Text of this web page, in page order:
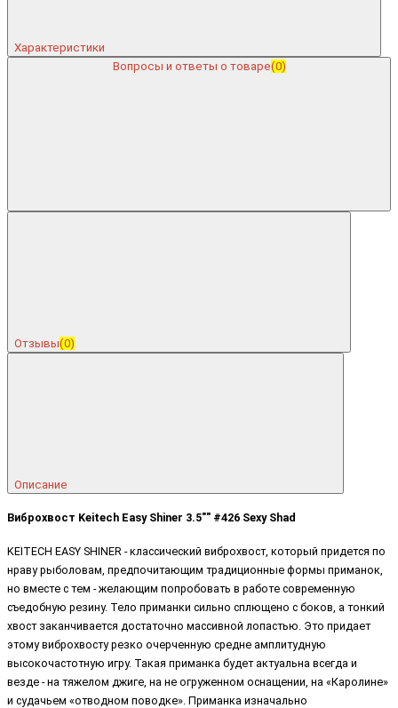
Характеристики
Вопросы и ответы о товаре(0)
Отзывы(0)
Описание
Виброхвост Keitech Easy Shiner 3.5"" #426 Sexy Shad
KEITECH EASY SHINER - классический виброхвост, который придется по
нраву рыболовам, предпочитающим традиционные формы приманок,
но вместе с тем - желающим попробовать в работе современную
съедобную резину. Тело приманки сильно сплющено с боков, а тонкий
хвост заканчивается достаточно массивной лопастью. Это придает
этому виброхвосту резко очерченную средне амплитудную
высокочастотную игру. Такая приманка будет актуальна всегда и
везде - на тяжелом джиге, на не огруженном оснащении, на «Каролине»
и судачьем «отводном поводке». Приманка изначально